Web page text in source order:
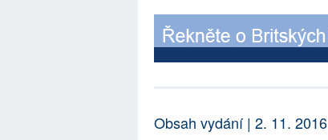
Obsah vydání | 2. 11. 2016